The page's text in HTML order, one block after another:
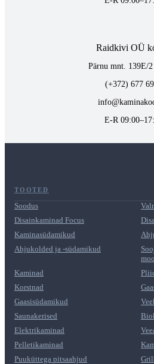
Raidkivi OÜ
Pärnu mnt. 139E/
(+372) 677
E-R
TOOTED
Soodus
Disainkaminad Focus
Kaminasüdamikud
Ahjukolded ja -südamikud
Kaminad
Korstnad
Gaasisüdamikud
Saunakerised
Elektrikaminad
Pelletikaminad
Puuküttega pitsaahjud